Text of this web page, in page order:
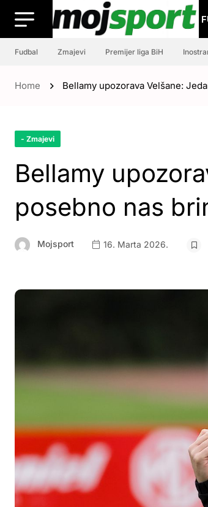
Fudbal Zmajevi Premijer liga BiH
Home Bellamy upozorava Velšane:
- Zmajevi
Bellamy
posebno nas
Mojsport 16. Marta 2026.